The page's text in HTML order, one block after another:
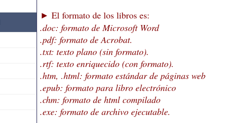
► El formato de los libros es:
.doc: formato de Microsoft Word
.pdf: formato de Acrobat.
.txt: texto plano (sin formato).
.rtf: texto enriquecido (con formato).
.htm, .html: formato estándar de páginas web
.epub: formato para libro electrónico
.chm: formato de html compilado
.exe: formato de archivo ejecutable.